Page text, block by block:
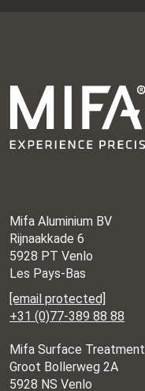
Mifa Aluminium BV
Rijnaakkade 6
5928 PT Venlo
Les Pays-Bas
[email protected]
+31 (0)77-389 88 88
Mifa Surface Treatment
Groot Bollerweg 2A
5928 NS Venlo